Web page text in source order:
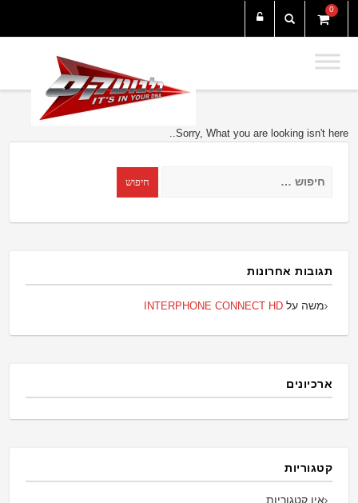
0
Sorry, What you are looking isn't here..
תגובות אחרונות
משה על INTERPHONE CONNECT HD
ארכיונים
קטגוריות
אין קטגוריות